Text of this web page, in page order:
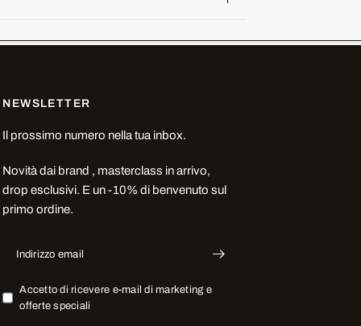
NEWSLETTER
Il prossimo numero nella tua inbox.
Novità dai brand , masterclass in arrivo,
drop esclusivi. E un -10% di benvenuto sul
primo ordine.
Indirizzo email
Accetto di ricevere e-mail di marketing e
offerte speciali